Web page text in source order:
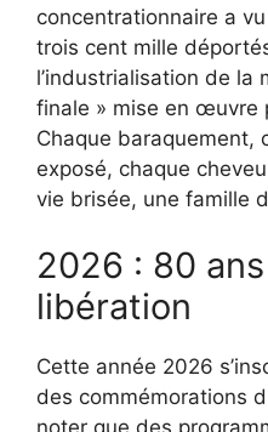
concentrationnaire a
trois cent mille
l’industrialisation de la
finale » mise en œuvre
Chaque baraquement,
exposé, chaque
vie brisée, une famille
2026 : 80
libération
Cette année 2026
des commémorations